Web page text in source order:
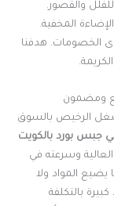
والقصور.
المخفية.
الخصومات. هدفنا
ومضمون
الرخيص بالسوق
جبس بورد بالكويت
وسرعته في
المواد ولا
بالتكلفة